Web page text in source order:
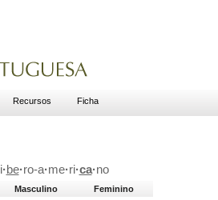
Recursos Ficha
i· be·ro-a·me·ri·ca·no
Masculino
Feminino